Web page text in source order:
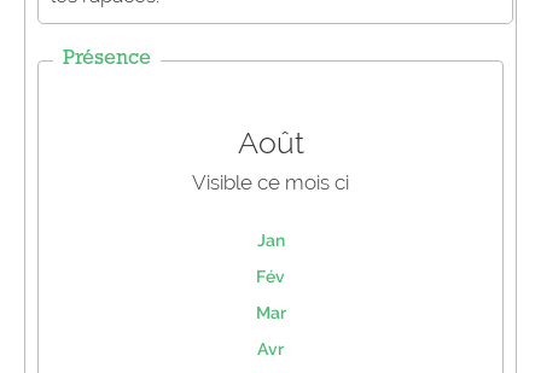
Présence
Août
Visible ce mois ci
Jan
Fév
Mar
Avr